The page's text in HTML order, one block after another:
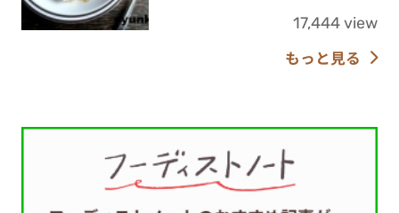
17,444 view
もっと見る